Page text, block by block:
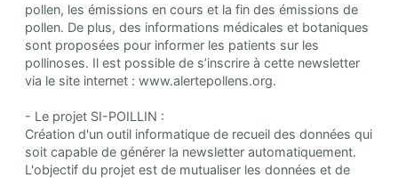
pollen, les émissions en cours et la fin des émissions de
pollen. De plus, des informations médicales et botaniques
sont proposées pour informer les patients sur les
pollinoses. Il est possible de s’inscrire à cette newsletter
via le site internet : www.alertepollens.org.
- Le projet SI-POILLIN :
Création d'un outil informatique de recueil des données qui
soit capable de générer la newsletter automatiquement.
L'objectif du projet est de mutualiser les données et de